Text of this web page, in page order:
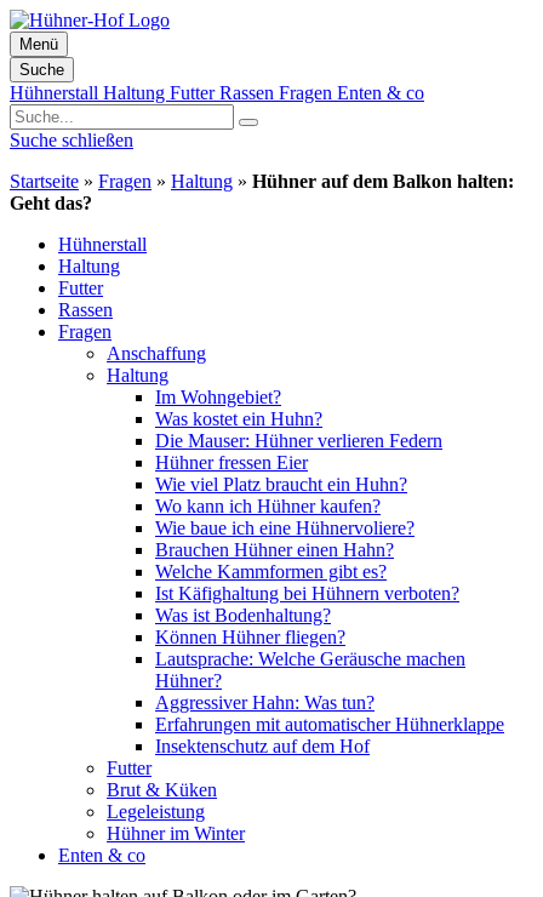
Menü
Suche
Zum
Inhalt
springen
Hühnerstall Haltung FutterRassen Fragen Enten & co
Suche schließen
Startseite » Fragen » Haltung » Hühner auf dem Balkon halten:
Geht das?
Hühnerstall
Haltung
Futter
Rassen
Fragen
Anschaffung
Haltung
Im Wohngebiet?
Was kostet ein Huhn?
Die Mauser: Hühner verlieren Federn
Hühner fressen Eier
Wie viel Platz braucht ein Huhn?
Wo kann ich Hühner kaufen?
Wie baue ich eine Hühnervoliere?
Brauchen Hühner einen Hahn?
Welche Kammformen gibt es?
Ist Käfighaltung bei Hühnern verboten?
Was ist Bodenhaltung?
Können Hühner fliegen?
Lautsprache: Welche Geräusche machen
Hühner?
Aggressiver Hahn: Was tun?
Erfahrungen mit automatischer Hühnerklappe
Insektenschutz auf dem Hof
Futter
Brut & Küken
Legeleistung
Hühner im Winter
Enten & co